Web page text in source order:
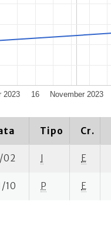
2023 November 2023
16
Tipo Cr.
02 I E
10 P E